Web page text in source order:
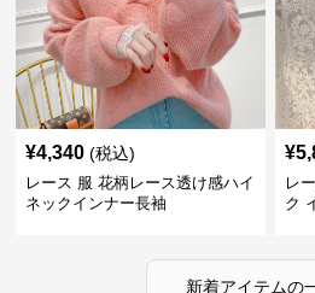
¥4,340 (税込)
レース 服 花柄レース透け感ハイ
ネックインナー長袖
¥
レ
ク
新着アイテムの